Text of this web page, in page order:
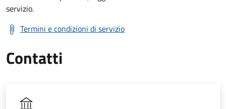
servizio.
Termini e condizioni di servizio
Contatti